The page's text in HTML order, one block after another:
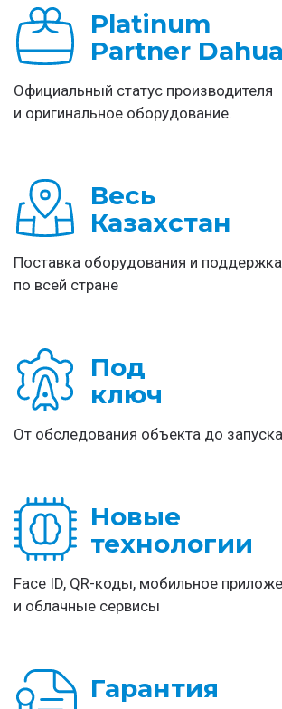
Platinum
Partner Dahua
Официальный статус производителя
и оригинальное оборудование.
Весь
Казахстан
Поставка оборудования и
по всей стране
Под
ключ
От обследования объекта до
Новые
технологии
Face ID, QR-коды, мобильное
и облачные сервисы
Гарантия